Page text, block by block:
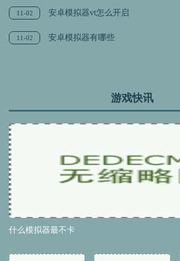
11-02 安卓模拟器vt怎么开启
11-02 安卓模拟器有哪些
游戏快讯
什么模拟器最不卡